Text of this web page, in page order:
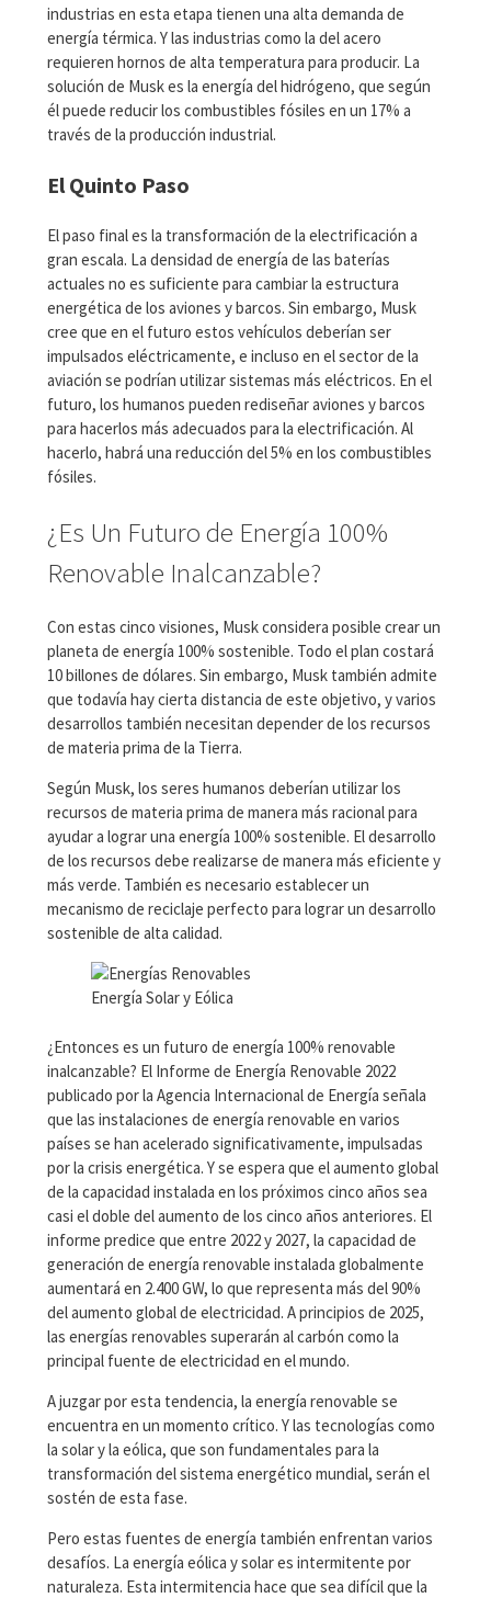
industrias en esta etapa tienen una alta demanda de
energía térmica. Y las industrias como la del acero
requieren hornos de alta temperatura para producir. La
solución de Musk es la energía del hidrógeno, que según
él puede reducir los combustibles fósiles en un 17% a
través de la producción industrial.
El Quinto Paso
El paso final es la transformación de la electrificación a
gran escala. La densidad de energía de las baterías
actuales no es suficiente para cambiar la estructura
energética de los aviones y barcos. Sin embargo, Musk
cree que en el futuro estos vehículos deberían ser
impulsados eléctricamente, e incluso en el sector de la
aviación se podrían utilizar sistemas más eléctricos. En el
futuro, los humanos pueden rediseñar aviones y barcos
para hacerlos más adecuados para la electrificación. Al
hacerlo, habrá una reducción del 5% en los combustibles
fósiles.
¿Es Un Futuro de Energía 100%
Renovable Inalcanzable?
Con estas cinco visiones, Musk considera posible crear un
planeta de energía 100% sostenible. Todo el plan costará
10 billones de dólares. Sin embargo, Musk también admite
que todavía hay cierta distancia de este objetivo, y varios
desarrollos también necesitan depender de los recursos
de materia prima de la Tierra.
Según Musk, los seres humanos deberían utilizar los
recursos de materia prima de manera más racional para
ayudar a lograr una energía 100% sostenible. El desarrollo
de los recursos debe realizarse de manera más eficiente y
más verde. También es necesario establecer un
mecanismo de reciclaje perfecto para lograr un desarrollo
sostenible de alta calidad.
Energía Solar y Eólica
¿Entonces es un futuro de energía 100% renovable
inalcanzable? El Informe de Energía Renovable 2022
publicado por la Agencia Internacional de Energía señala
que las instalaciones de energía renovable en varios
países se han acelerado significativamente, impulsadas
por la crisis energética. Y se espera que el aumento global
de la capacidad instalada en los próximos cinco años sea
casi el doble del aumento de los cinco años anteriores. El
informe predice que entre 2022 y 2027, la capacidad de
generación de energía renovable instalada globalmente
aumentará en 2.400 GW, lo que representa más del 90%
del aumento global de electricidad. A principios de 2025,
las energías renovables superarán al carbón como la
principal fuente de electricidad en el mundo.
A juzgar por esta tendencia, la energía renovable se
encuentra en un momento crítico. Y las tecnologías como
la solar y la eólica, que son fundamentales para la
transformación del sistema energético mundial, serán el
sostén de esta fase.
Pero estas fuentes de energía también enfrentan varios
desafíos. La energía eólica y solar es intermitente por
naturaleza. Esta intermitencia hace que sea difícil que la